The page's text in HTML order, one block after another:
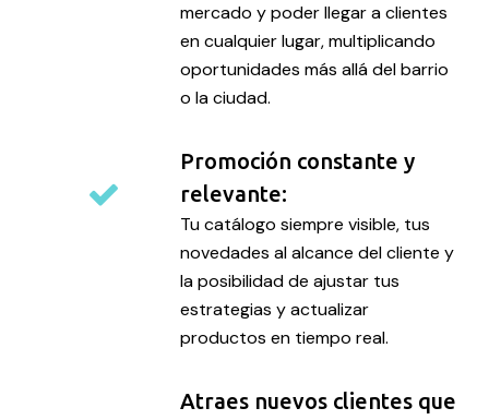
mercado y poder llegar a clientes
en cualquier lugar, multiplicando
oportunidades más allá del barrio
o la ciudad.
Promoción constante y
relevante:
Tu catálogo siempre visible, tus
novedades al alcance del cliente y
la posibilidad de ajustar tus
estrategias y actualizar
productos en tiempo real.
Atraes nuevos clientes que